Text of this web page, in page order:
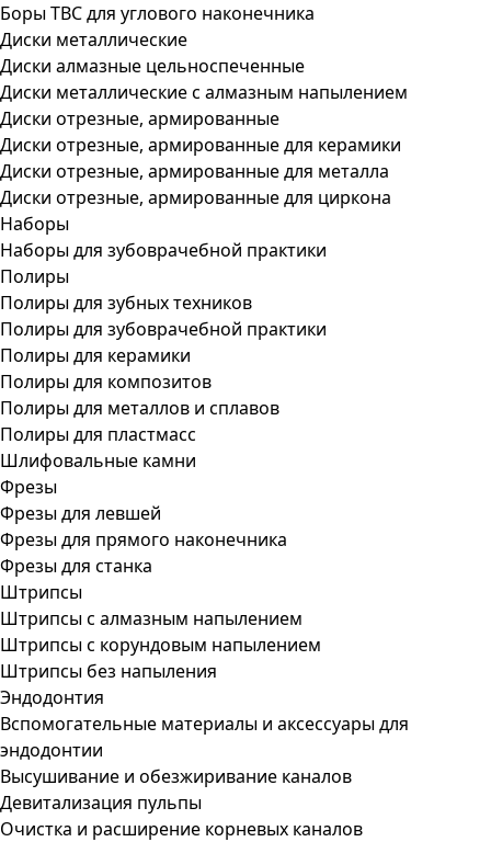
Боры ТВС для углового наконечника
Диски металлические
Диски алмазные цельноспеченные
Диски металлические с алмазным напылением
Диски отрезные, армированные
Диски отрезные, армированные для керамики
Диски отрезные, армированные для металла
Диски отрезные, армированные для циркона
Наборы
Наборы для зубоврачебной практики
Полиры
Полиры для зубных техников
Полиры для зубоврачебной практики
Полиры для керамики
Полиры для композитов
Полиры для металлов и сплавов
Полиры для пластмасс
Шлифовальные камни
Фрезы
Фрезы для левшей
Фрезы для прямого наконечника
Фрезы для станка
Штрипсы
Штрипсы c алмазным напылением
Штрипсы c корундовым напылением
Штрипсы без напыления
Эндодонтия
Вспомогательные материалы и аксессуары для
эндодонтии
Высушивание и обезжиривание каналов
Девитализация пульпы
Очистка и расширение корневых каналов